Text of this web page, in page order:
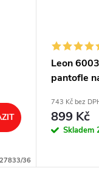
27833/36
Leon
pantofle
743 Kč bez
899 Kč
Skladem